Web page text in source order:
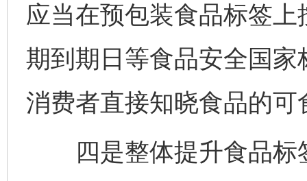
应当在预包装食品标签
期到期日等食品安全国
消费者直接知晓食品的
四是整体提升食品标